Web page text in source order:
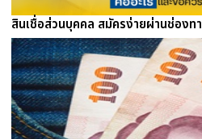
สินเชื่อส่วนบุคคล สมัครง่ายผ่านช่องท